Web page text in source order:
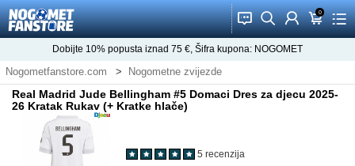
󰂱 󰂨 󰃳 0
󰃦 󰃖
Dobijte 10% popusta iznad 75 €, Šifra kupona: NOGOMET
Nogometfanstore.com
Nogometne zvijezde
Dresovi Jude Bellingham
Real Madrid Jude Bellingham #5 Domaci Dres za djecu 2025-
26 Kratak Rukav (+ Kratke hlače)
5 recenzija